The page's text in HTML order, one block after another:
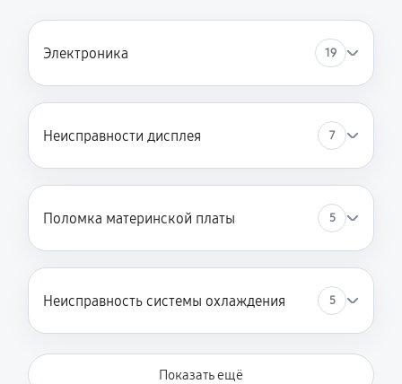
Электроника 19
Неисправности дисплея 7
Поломка материнской платы 5
Неисправность системы охлаждения 5
Показать ещё